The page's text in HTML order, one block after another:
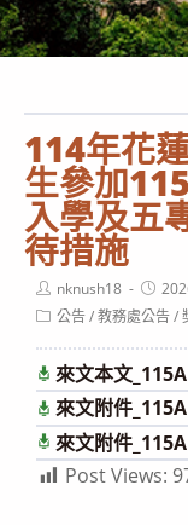
114年花
生參加
入學及五
待措施
Post
author:
nknush18
Post
Post公告/教務處公告/
來文本文
來文附件
來文附件
Post Views: